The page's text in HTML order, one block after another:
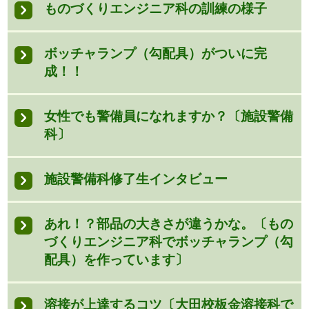
ものづくりエンジニア科の訓練の様子
ボッチャランプ（勾配具）がついに完
成！！
女性でも警備員になれますか？〔施設警備
科〕
施設警備科修了生インタビュー
あれ！？部品の大きさが違うかな。〔もの
づくりエンジニア科でボッチャランプ（勾
配具）を作っています〕
溶接が上達するコツ〔大田校板金溶接科で